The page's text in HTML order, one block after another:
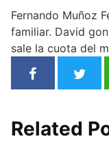
Fernando Muñoz
familiar. David
sale la cuota del
Related